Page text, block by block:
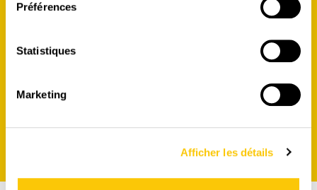
Préférences
Statistiques
Marketing
Afficher les détails